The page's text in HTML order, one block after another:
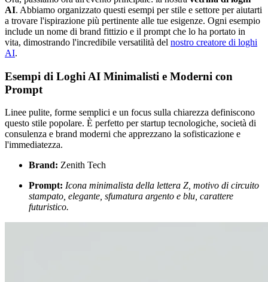
AI. Abbiamo organizzato questi esempi per stile e settore per aiutarti
a trovare l'ispirazione più pertinente alle tue esigenze. Ogni esempio
include un nome di brand fittizio e il prompt che lo ha portato in
vita, dimostrando l'incredibile versatilità del nostro creatore di loghi
AI.
Esempi di Loghi AI Minimalisti e Moderni con
Prompt
Linee pulite, forme semplici e un focus sulla chiarezza definiscono
questo stile popolare. È perfetto per startup tecnologiche, società di
consulenza e brand moderni che apprezzano la sofisticazione e
l'immediatezza.
Brand: Zenith Tech
Prompt: Icona minimalista della lettera Z, motivo di circuito
stampato, elegante, sfumatura argento e blu, carattere
futuristico.